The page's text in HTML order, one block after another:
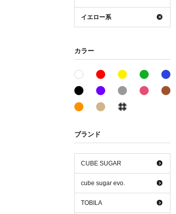
イエロー系
カラー
ホワイト系レッド系 イエロー系グリーン系
ブラック系パープル系グレー系 ピンク系
オレンジ系ベージュ系
ブランド
CUBE SUGAR
cube sugar evo.
TOBILA